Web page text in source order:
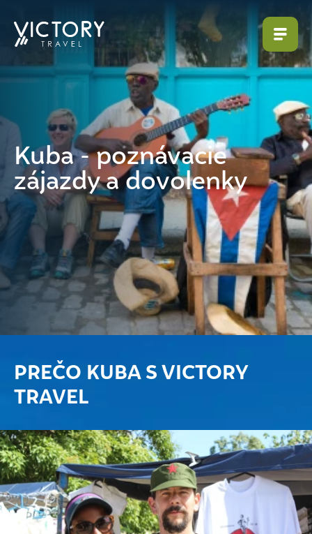
Kuba - poznávacie
zájazdy a dovolenky
PREČO KUBA S VICTORY
TRAVEL